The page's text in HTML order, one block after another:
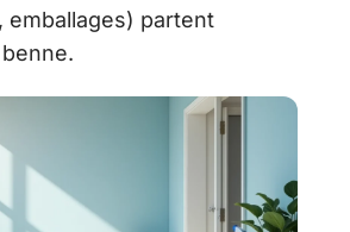
emballages) partent